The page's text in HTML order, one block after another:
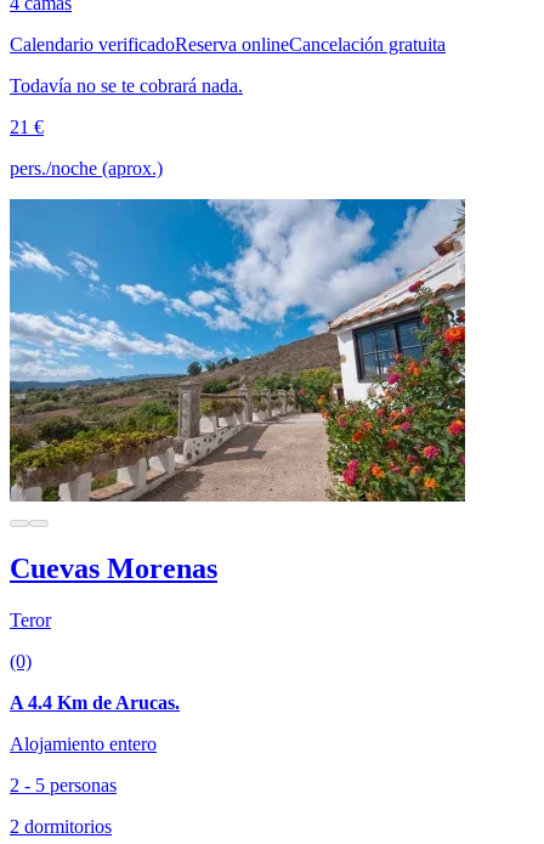
Calendario verificadoReserva onlineCancelación gratuita
Todavía no se te cobrará nada.
21 €
pers./noche (aprox.)
Cuevas Morenas
Teror
(0)
A 4.4 Km de Arucas.
Alojamiento entero
2 - 5 personas
2 dormitorios